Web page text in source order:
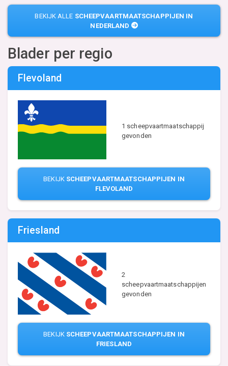
BEKIJK ALLE SCHEEPVAARTMAATSCHAPPIJEN IN
NEDERLAND
Blader per regio
Flevoland
1 scheepvaartmaatschappij
gevonden
BEKIJK SCHEEPVAARTMAATSCHAPPIJEN IN
FLEVOLAND
Friesland
2
scheepvaartmaatschappijen
gevonden
BEKIJK SCHEEPVAARTMAATSCHAPPIJEN IN
FRIESLAND